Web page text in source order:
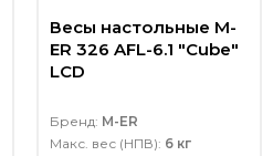
Весы настольные M-
ER 326 AFL-6.1 "Cube"
LCD
Бренд: M-ER
Макс. вес (НПВ): 6 кг